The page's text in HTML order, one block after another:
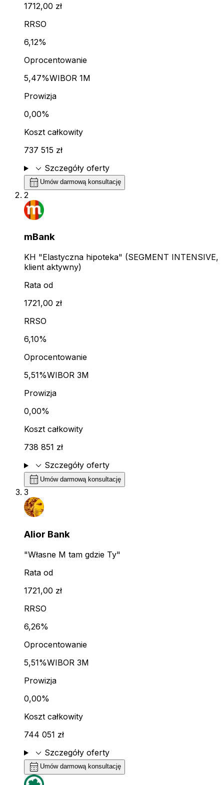
1712,00 zł
RRSO
6,12%
Oprocentowanie
5,47%WIBOR 1M
Prowizja
0,00%
Koszt całkowity
737 515 zł
expand_more Szczegóły oferty
calendar_month Umów darmową konsultację
2
mBank
KH "Elastyczna hipoteka" (SEGMENT INTENSIVE,
klient aktywny)
Rata od
1721,00 zł
RRSO
6,10%
Oprocentowanie
5,51%WIBOR 3M
Prowizja
0,00%
Koszt całkowity
738 851 zł
expand_more Szczegóły oferty
calendar_month Umów darmową konsultację
3
Alior Bank
"Własne M tam gdzie Ty"
Rata od
1721,00 zł
RRSO
6,26%
Oprocentowanie
5,51%WIBOR 3M
Prowizja
0,00%
Koszt całkowity
744 051 zł
expand_more Szczegóły oferty
calendar_month Umów darmową konsultację